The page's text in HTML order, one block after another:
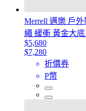
Merrell 邁樂 戶外
繩 緩衝 黃金大
$5,680
$7,280
折價券
P幣